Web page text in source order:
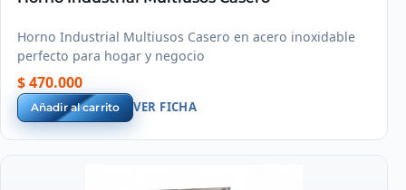
Horno Industrial Multiusos Casero en acero inoxidable
perfecto para hogar y negocio
$ 470.000
Añadir al carrito VER FICHA